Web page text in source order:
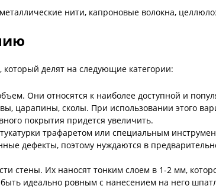
нити, капроновые волокна,
который делят на следующие категории:
Они относятся к наиболее доступной и
царапины, сколы. При использовании этого
покрытия придется увеличить.
трафаретом или специальным
дефекты, поэтому нуждаются в
стены. Их наносят тонким слоем в 1-2 мм,
идеально ровным с нанесением на него